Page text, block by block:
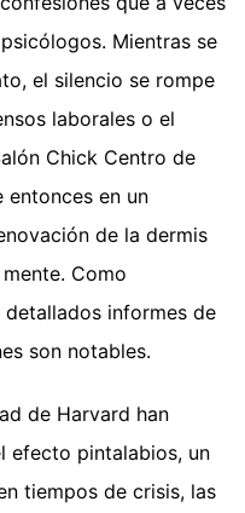
Mientras se
el silencio se rompe
laborales o el
Chick Centro de
entonces en un
de la dermis
Como
informes de
son notables.
de Harvard han
efecto pintalabios, un
tiempos de crisis, las